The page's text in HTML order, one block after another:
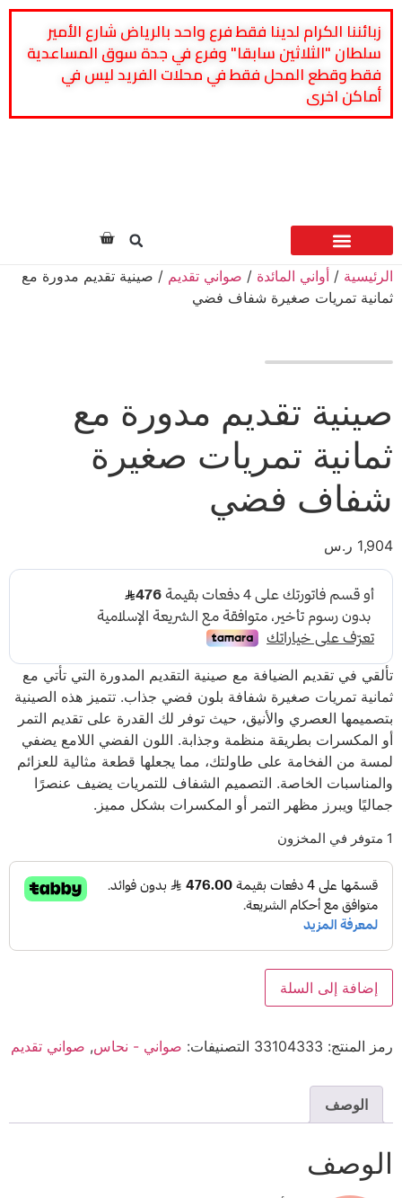
زبائننا الكرام لدينا فقط فرع واحد بالرياض شارع الأمير
سلطان "الثلاثين سابقا" وفرع في جدة سوق المساعدية
فقط وقطع المحل فقط في محلات الفريد ليس في
أماكن اخرى
الرئيسية / أواني المائدة / صواني تقديم / صينية تقديم مدورة مع
ثمانية تمريات صغيرة شفاف فضي
صينية تقديم مدورة مع
ثمانية تمريات صغيرة
شفاف فضي
1,904 ر.س
تألقي في تقديم الضيافة مع صينية التقديم المدورة التي تأتي مع
ثمانية تمريات صغيرة شفافة بلون فضي جذاب. تتميز هذه الصينية
بتصميمها العصري والأنيق، حيث توفر لك القدرة على تقديم التمر
أو المكسرات بطريقة منظمة وجذابة. اللون الفضي اللامع يضفي
لمسة من الفخامة على طاولتك، مما يجعلها قطعة مثالية للعزائم
والمناسبات الخاصة. التصميم الشفاف للتمريات يضيف عنصرًا
جماليًا ويبرز مظهر التمر أو المكسرات بشكل مميز.
1 متوفر في المخزون
إضافة إلى السلة
رمز المنتج: 33104333 التصنيفات: صواني - نحاس, صواني تقديم
الوصف
الوصف